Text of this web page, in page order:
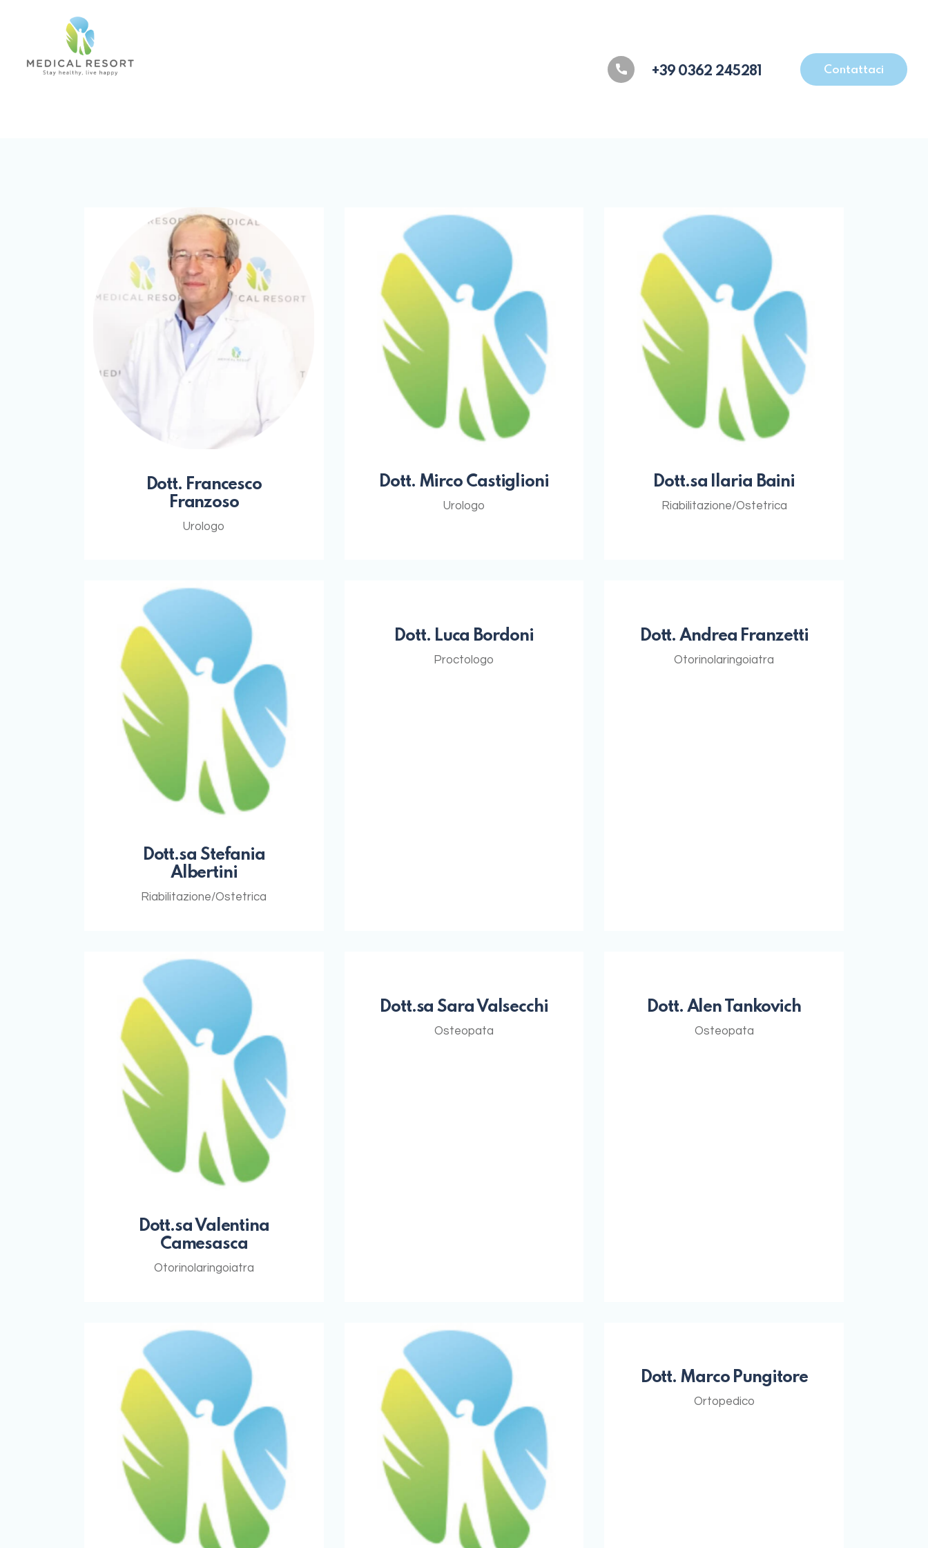
+39 0362 245281 Contattaci
Dott. Francesco
Franzoso
Urologo
Dott. Mirco Castiglioni
Urologo
Dott.sa Ilaria Baini
Riabilitazione/Ostetrica
Dott.sa Stefania
Albertini
Riabilitazione/Ostetrica
Dott. Luca Bordoni
Proctologo
Dott. Andrea Franzetti
Otorinolaringoiatra
Dott.sa Valentina
Camesasca
Otorinolaringoiatra
Dott.sa Sara Valsecchi
Osteopata
Dott. Alen Tankovich
Osteopata
Dott. Marco Pungitore
Ortopedico